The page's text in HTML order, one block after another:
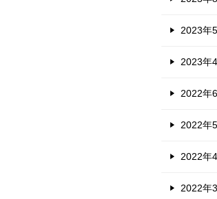
2023年
2023年
2022年
2022年
2022年
2022年